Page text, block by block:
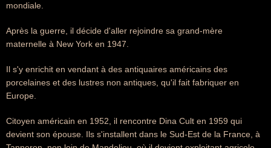
mondiale.
Après la guerre, il décide d'aller rejoindre sa grand-mère
maternelle à New York en 1947.
Il s'y enrichit en vendant à des antiquaires américains des
porcelaines et des lustres non antiques, qu'il fait fabriquer en
Europe.
Citoyen américain en 1952, il rencontre Dina Cult en 1959 qui
devient son épouse. Ils s'installent dans le Sud-Est de la France, à